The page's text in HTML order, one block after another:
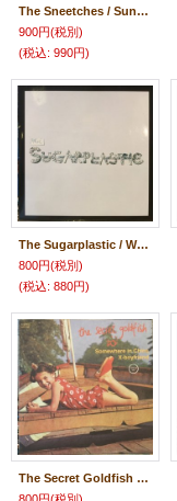
The Sneetches / Sunnyside Down
900円(税別)
(税込: 990円)
The Sugarplastic / Where Dead Bullies Go
800円(税別)
(税込: 880円)
The Secret Goldfish / Somewhere In China